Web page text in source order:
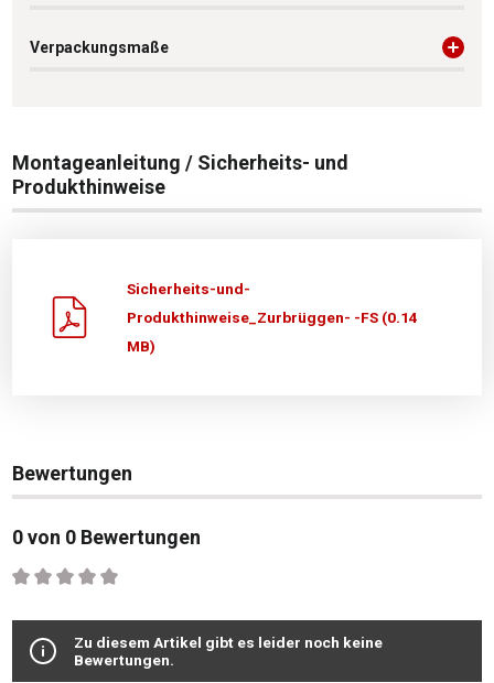
Verpackungsmaße
Montageanleitung / Sicherheits- und
Produkthinweise
Sicherheits-und-
Produkthinweise_Zurbrüggen- -FS (0.14
MB)
Bewertungen
0 von 0 Bewertungen
Durchschnittliche Bewertung von 0 von 5 Sternen
Zu diesem Artikel gibt es leider noch keine
Bewertungen.